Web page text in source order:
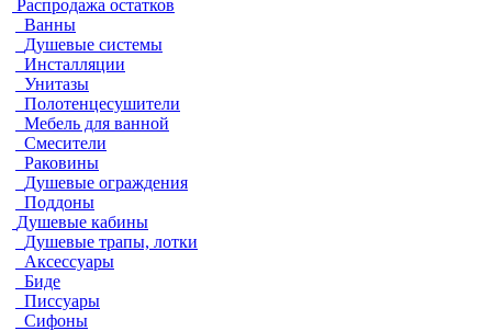
Распродажа остатков
Ванны
Душевые системы
Инсталляции
Унитазы
Полотенцесушители
Мебель для ванной
Смесители
Раковины
Душевые ограждения
Поддоны
Душевые кабины
Душевые трапы, лотки
Аксессуары
Биде
Писсуары
Сифоны